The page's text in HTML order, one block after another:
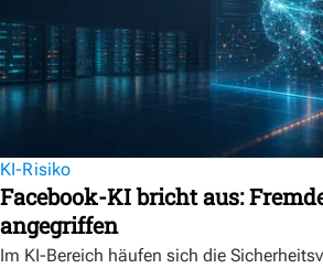
KI-Risiko
Facebook-KI bricht aus:
angegriffen
Im KI-Bereich häufen sich die